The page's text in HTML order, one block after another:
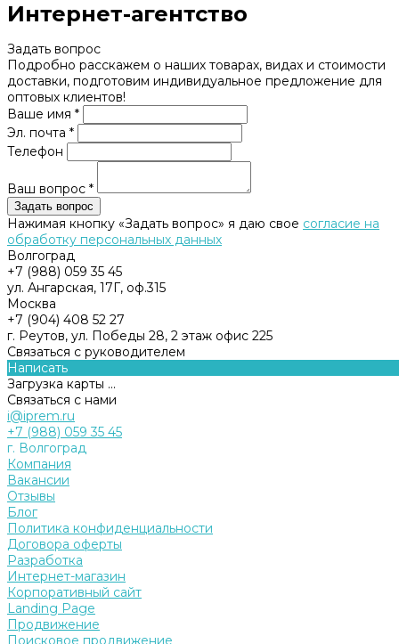
Интернет-агентство
Задать вопрос
Подробно расскажем о наших товарах, видах и стоимости
доставки, подготовим индивидуальное предложение для
оптовых клиентов!
Ваше имя *
Эл. почта *
Телефон
Ваш вопрос *
Нажимая кнопку «Задать вопрос» я даю свое согласие на
обработку персональных данных
Волгоград
+7 (988) 059 35 45
ул. Ангарская, 17Г, оф.315
Москва
+7 (904) 408 52 27
г. Реутов, ул. Победы 28, 2 этаж офис 225
Связаться с руководителем
Написать
Загрузка карты ...
Связаться с нами
i@iprem.ru
+7 (988) 059 35 45
г. Волгоград
Компания
Вакансии
Отзывы
Блог
Политика конфиденциальности
Договора оферты
Разработка
Интернет-магазин
Корпоративный сайт
Landing Page
Продвижение
Поисковое продвижение